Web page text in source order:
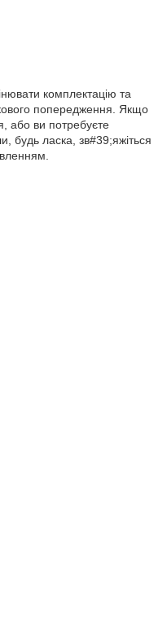
комплектацію та
попередження. Якщо
або ви потребуєте
будь ласка, зв#39;яжіться